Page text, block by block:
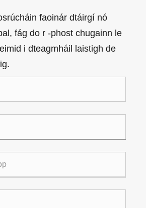
faoinár dtáirgí nó
fág do r -phost chugainn le
i dteagmháil laistigh de